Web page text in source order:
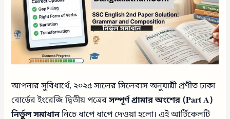
আপনার সুবিধার্থে, ২০২৫ সালের সিলেবাস অনুযায়ী প্রণীত ঢাকা
বোর্ডের ইংরেজি দ্বিতীয় পত্রেরসম্পূর্ণ গ্রামার অংশের (Part A)
নির্ভুল সমাধাননিচে ধাপে ধাপে দেওয়া হলো। এই আর্টিকেলটি